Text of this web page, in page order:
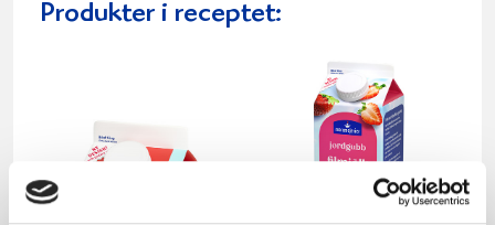
Produkter i receptet: